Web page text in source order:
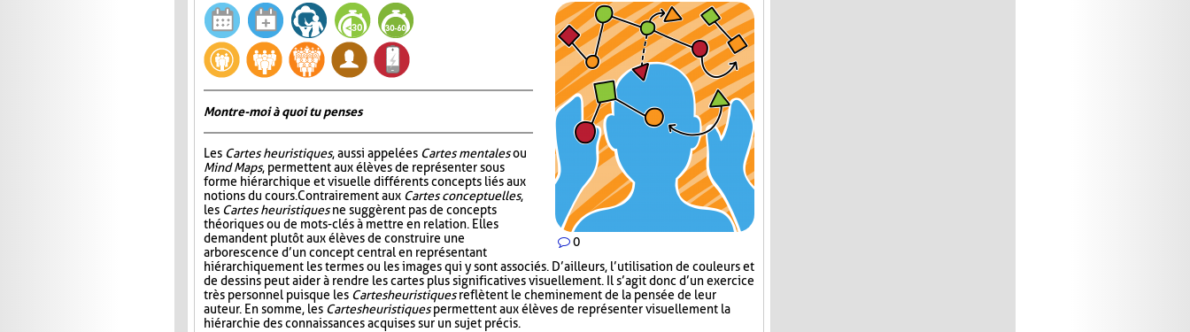
0
Montre-moi à quoi tu penses
Les Cartes heuristiques, aussi appelées Cartes mentalesou
Mind Maps, permettent aux élèves de représenter sous
forme hiérarchique et visuelle différents concepts liés aux
notions du cours. Contrairement aux Cartes conceptuelles,
les Cartes heuristiquesne suggèrent pas de concepts
théoriques ou de mots-clés à mettre en relation. Elles
demandent plutôt aux élèves de construire une
arborescence d’un concept central en représentant
hiérarchiquement les termes ou les images qui y sont associés. D’ailleurs, l’utilisation de couleurs et
de dessins peut aider à rendre les cartes plus significatives visuellement. Il s’agit donc d’un exercice
très personnel puisque les Cartes heuristiquesreflètent le cheminement de la pensée de leur
auteur. En somme, les Cartes heuristiquespermettent aux élèves de représenter visuellement la
hiérarchie des connaissances acquises sur un sujet précis.